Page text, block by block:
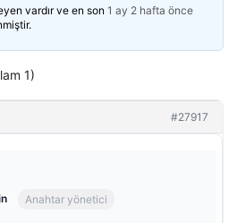
vardır ve en son 1 ay 2 hafta önce
1)
#27917
Anahtar yönetici